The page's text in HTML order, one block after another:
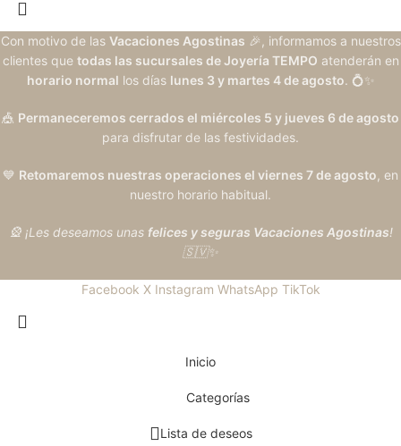
Con motivo de las Vacaciones Agostinas 🎉, informamos a nuestros
clientes que todas las sucursales de Joyería TEMPO atenderán en
horario normal los días lunes 3 y martes 4 de agosto. 💍✨
🎪 Permaneceremos cerrados el miércoles 5 y jueves 6 de agosto
para disfrutar de las festividades.
💙 Retomaremos nuestras operaciones el viernes 7 de agosto, en
nuestro horario habitual.
🎡 ¡Les deseamos unas felices y seguras Vacaciones Agostinas!
🇸🇻✨
Facebook X Instagram WhatsApp TikTok
Inicio
Categorías
Lista de deseos